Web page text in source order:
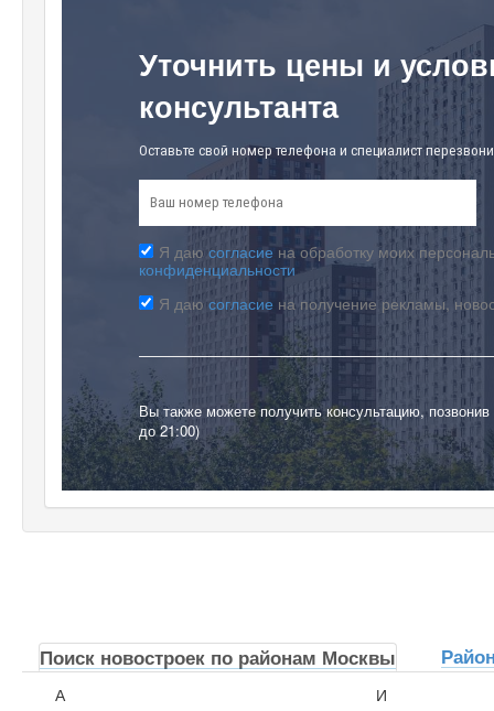
Уточнить цены и
консультанта
Оставьте свой номер телефона и специалист
Я даю согласие на обработку моих
конфиденциальности
Я даюсогласие на получение рекламы,
Вы также можете получить консультацию,
до 21:00)
Поиск новостроек по районам Москвы
А
И